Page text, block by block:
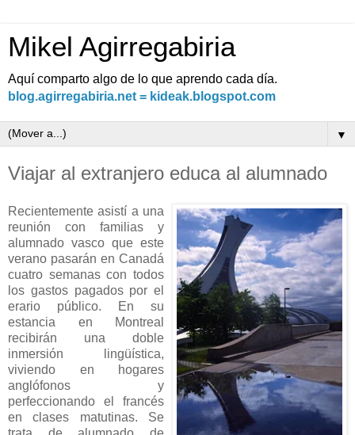
Mikel Agirregabiria
Aquí comparto algo de lo que aprendo cada día.
blog.agirregabiria.net = kideak.blogspot.com
▼
Viajar al extranjero educa al alumnado
Recientemente asistí a una
reunión con familias y
alumnado vasco que este
verano pasarán en Canadá
cuatro semanas con todos
los gastos pagados por el
erario público. En su
estancia en Montreal
recibirán una doble
inmersión lingüística,
viviendo en hogares
anglófonos y
perfeccionando el francés
en clases matutinas. Se